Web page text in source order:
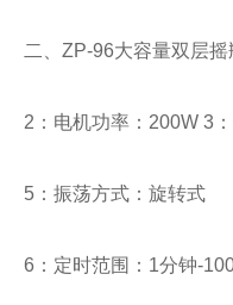
二、ZP-96大容量双层
2：电机功率：200W 3
5：振荡方式：旋转式
6：定时范围：1分钟-